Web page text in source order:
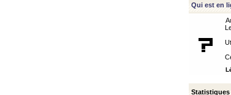
Qui est en
Statistiques